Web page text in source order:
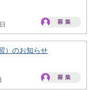
）のお知らせ